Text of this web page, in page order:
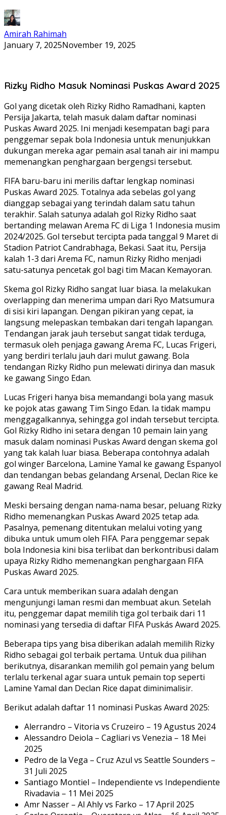
Amirah Rahimah
January 7, 2025November 19, 2025
Rizky Ridho Masuk Nominasi Puskas Award 2025
Gol yang dicetak oleh Rizky Ridho Ramadhani, kapten
Persija Jakarta, telah masuk dalam daftar nominasi
Puskas Award 2025. Ini menjadi kesempatan bagi para
penggemar sepak bola Indonesia untuk menunjukkan
dukungan mereka agar pemain asal tanah air ini mampu
memenangkan penghargaan bergengsi tersebut.
FIFA baru-baru ini merilis daftar lengkap nominasi
Puskas Award 2025. Totalnya ada sebelas gol yang
dianggap sebagai yang terindah dalam satu tahun
terakhir. Salah satunya adalah gol Rizky Ridho saat
bertanding melawan Arema FC di Liga 1 Indonesia musim
2024/2025. Gol tersebut tercipta pada tanggal 9 Maret di
Stadion Patriot Candrabhaga, Bekasi. Saat itu, Persija
kalah 1-3 dari Arema FC, namun Rizky Ridho menjadi
satu-satunya pencetak gol bagi tim Macan Kemayoran.
Skema gol Rizky Ridho sangat luar biasa. Ia melakukan
overlapping dan menerima umpan dari Ryo Matsumura
di sisi kiri lapangan. Dengan pikiran yang cepat, ia
langsung melepaskan tembakan dari tengah lapangan.
Tendangan jarak jauh tersebut sangat tidak terduga,
termasuk oleh penjaga gawang Arema FC, Lucas Frigeri,
yang berdiri terlalu jauh dari mulut gawang. Bola
tendangan Rizky Ridho pun melewati dirinya dan masuk
ke gawang Singo Edan.
Lucas Frigeri hanya bisa memandangi bola yang masuk
ke pojok atas gawang Tim Singo Edan. Ia tidak mampu
menggagalkannya, sehingga gol indah tersebut tercipta.
Gol Rizky Ridho ini setara dengan 10 pemain lain yang
masuk dalam nominasi Puskas Award dengan skema gol
yang tak kalah luar biasa. Beberapa contohnya adalah
gol winger Barcelona, Lamine Yamal ke gawang Espanyol
dan tendangan bebas gelandang Arsenal, Declan Rice ke
gawang Real Madrid.
Meski bersaing dengan nama-nama besar, peluang Rizky
Ridho memenangkan Puskas Award 2025 tetap ada.
Pasalnya, pemenang ditentukan melalui voting yang
dibuka untuk umum oleh FIFA. Para penggemar sepak
bola Indonesia kini bisa terlibat dan berkontribusi dalam
upaya Rizky Ridho memenangkan penghargaan FIFA
Puskas Award 2025.
Cara untuk memberikan suara adalah dengan
mengunjungi laman resmi dan membuat akun. Setelah
itu, penggemar dapat memilih tiga gol terbaik dari 11
nominasi yang tersedia di daftar FIFA Puskás Award 2025.
Beberapa tips yang bisa diberikan adalah memilih Rizky
Ridho sebagai gol terbaik pertama. Untuk dua pilihan
berikutnya, disarankan memilih gol pemain yang belum
terlalu terkenal agar suara untuk pemain top seperti
Lamine Yamal dan Declan Rice dapat diminimalisir.
Berikut adalah daftar 11 nominasi Puskas Award 2025:
Alerrandro – Vitoria vs Cruzeiro – 19 Agustus 2024
Alessandro Deiola – Cagliari vs Venezia – 18 Mei
2025
Pedro de la Vega – Cruz Azul vs Seattle Sounders –
31 Juli 2025
Santiago Montiel – Independiente vs Independiente
Rivadavia – 11 Mei 2025
Amr Nasser – Al Ahly vs Farko – 17 April 2025